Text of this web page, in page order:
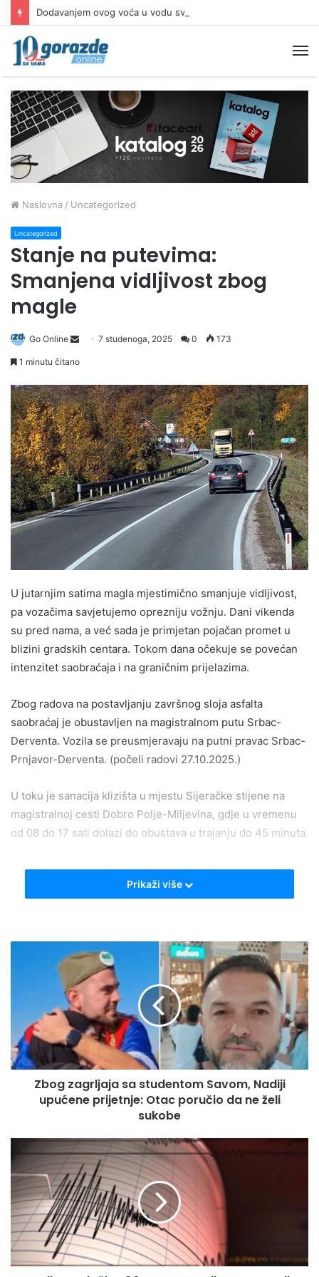
Naslovna / Uncategorized
Uncategorized
Stanje na putevima:
Smanjena vidljivost zbog
magle
Go Online
Send7 studenoga, 2025 0 173
1 minutu čitano
U jutarnjim satima magla mjestimično smanjuje vidljivost,
pa vozačima savjetujemo oprezniju vožnju. Dani vikenda
su pred nama, a već sada je primjetan pojačan promet u
blizini gradskih centara. Tokom dana očekuje se povećan
intenzitet saobraćaja i na graničnim prijelazima.
Zbog radova na postavljanju završnog sloja asfalta
saobraćaj je obustavljen na magistralnom putu Srbac-
Derventa. Vozila se preusmjeravaju na putni pravac Srbac-
Prnjavor-Derventa. (počeli radovi 27.10.2025.)
U toku je sanacija klizišta u mjestu Sijeračke stijene na
magistralnoj cesti Dobro Polje-Miljevina, gdje u vremenu
od 08 do 17 sati dolazi do obustava u trajanju do 45 minuta.
Zbog radova na deminiranju terena na magistralnoj cesti
Ustiprača-Goražde (na lokalitetu kamenoloma), svakog
Radovi su aktuelni i na dionici autoceste A-1 Podlugovi-
Sarajevo sjever, kao i na magistralnim cestama: Vrtoče–
Bosanski Petrovac (područje Medenog Polja), Žepče–
Maglaj (lokacija Ozimica), Konjic-Jablanica, Bileća-Trebinje
(na lokalitetu Žudojevići), Zavidovići-Vozuća (u mjestu
Krivaja), Klašnice-Banja Luka, Jablanica-Blidinje (na dionici
Jablanica-Kosne Luke), Jablanica-Prozor (naselje Mirci),
Semizovac-Olovo, Gacko-Foča (u Sastavcima), Mostar-
Čitluk (na ulazu u Čitluk), Jajce-Crna Rijeka, kao i na ulazu
Zbog odrona na regionalnom putu Vrbaška-Mrakovica u
mjestu Vučjak, saobraća se naizmjeničnim propuštanjem
vozila, jednom trakom.
Na graničnim prijelazima zadržavanja za putnička vozila
nisu duža od 30 minuta.
Prikaži više
Zbog zagrljaja sa studentom Savom, Nadiji
upućene prijetnje: Otac poručio da ne želi
sukobe